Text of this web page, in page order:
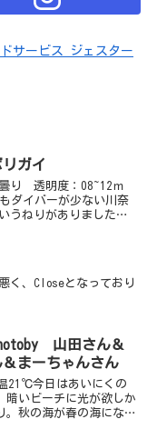
サービス ジェスター
ガイ
り 透明度：08~12ｍ
ダイバーが少ない川奈
うねりがありました。
テダイが６匹群れてい
く、Closeとなっており
山田さん＆
＆まーちゃんさん
今日はあいにくの
暗いビーチに光が欲しか
。秋の海が春の海になっ